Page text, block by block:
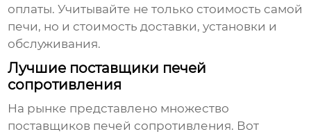
оплаты. Учитывайте не только стоимость самой
печи, но и стоимость доставки, установки и
обслуживания.
Лучшие поставщики печей
сопротивления
На рынке представлено множество
поставщиков печей сопротивления. Вот